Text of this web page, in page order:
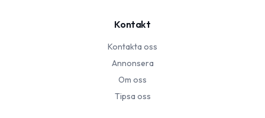
Kontakt
Kontakta oss
Annonsera
Om oss
Tipsa oss